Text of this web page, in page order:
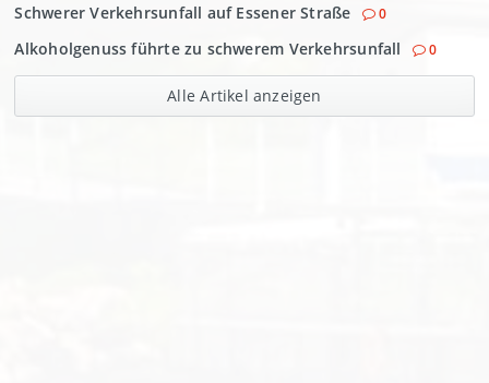
Schwerer Verkehrsunfall auf Essener Straße 0
Alkoholgenuss führte zu schwerem Verkehrsunfall 0
Alle Artikel anzeigen